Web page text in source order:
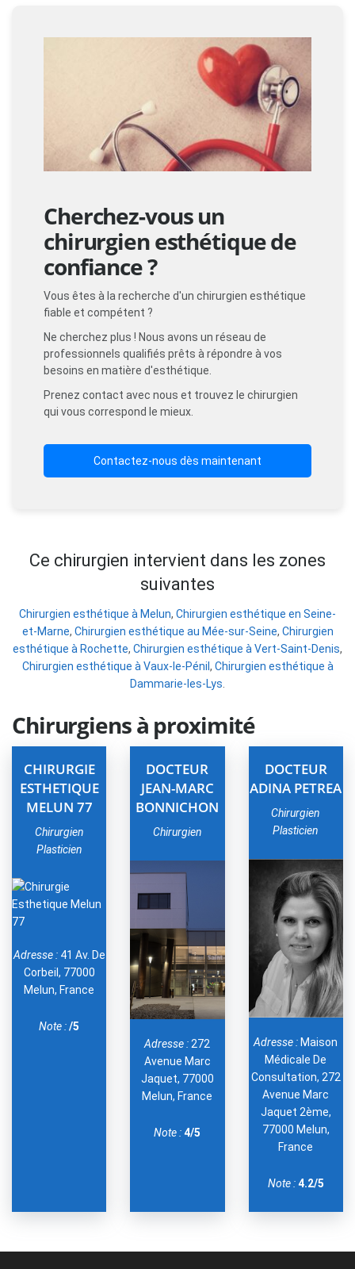
Cherchez-vous un
chirurgien esthétique de
confiance ?
Vous êtes à la recherche d'un chirurgien esthétique
fiable et compétent ?
Ne cherchez plus ! Nous avons un réseau de
professionnels qualifiés prêts à répondre à vos
besoins en matière d'esthétique.
Prenez contact avec nous et trouvez le chirurgien
qui vous correspond le mieux.
Contactez-nous dès maintenant
Ce chirurgien intervient dans les zones
suivantes
Chirurgien esthétique à Melun, Chirurgien esthétique en Seine-
et-Marne, Chirurgien esthétique au Mée-sur-Seine, Chirurgien
esthétique à Rochette, Chirurgien esthétique à Vert-Saint-Denis,
Chirurgien esthétique à Vaux-le-Pénil , Chirurgien esthétique à
Dammarie-les-Lys
Chirurgiens à proximité
CHIRURGIE
ESTHETIQUE
MELUN 77
Chirurgien
Plasticien
Adresse :41 Av. De
Corbeil, 77000
Melun, France
Note :/5
DOCTEUR
JEAN-MARC
BONNICHON
Chirurgien
Adresse : 272
Avenue Marc
Jaquet, 77000
Melun, France
Note : 4/5
DOCTEUR
ADINA PETREA
Chirurgien
Plasticien
Adresse : Maison
Médicale De
Consultation, 272
Avenue Marc
Jaquet 2ème,
77000 Melun,
France
Note :4.2/5